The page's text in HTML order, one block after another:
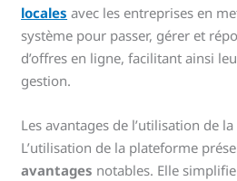
locales avec les entreprises en
système pour passer, gérer et
d’offres en ligne, facilitant ainsi
gestion.
Les avantages de l’utilisation de
L’utilisation de la plateforme
avantages notables. Elle